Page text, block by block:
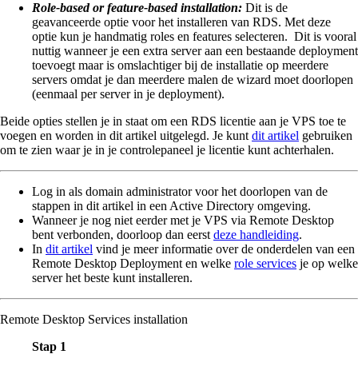
Role-based or feature-based installation: Dit is de
geavanceerde optie voor het installeren van RDS. Met deze
optie kun je handmatig roles en features selecteren. Dit is vooral
nuttig wanneer je een extra server aan een bestaande deployment
toevoegt maar is omslachtiger bij de installatie op meerdere
servers omdat je dan meerdere malen de wizard moet doorlopen
(eenmaal per server in je deployment).
Beide opties stellen je in staat om een RDS licentie aan je VPS toe te
voegen en worden in dit artikel uitgelegd. Je kunt dit artikel gebruiken
om te zien waar je in je controlepaneel je licentie kunt achterhalen.
Log in als domain administrator voor het doorlopen van de
stappen in dit artikel in een Active Directory omgeving.
Wanneer je nog niet eerder met je VPS via Remote Desktop
bent verbonden, doorloop dan eerst deze handleiding.
In dit artikel vind je meer informatie over de onderdelen van een
Remote Desktop Deployment en welke role services je op welke
server het beste kunt installeren.
Remote Desktop Services installation
Stap 1